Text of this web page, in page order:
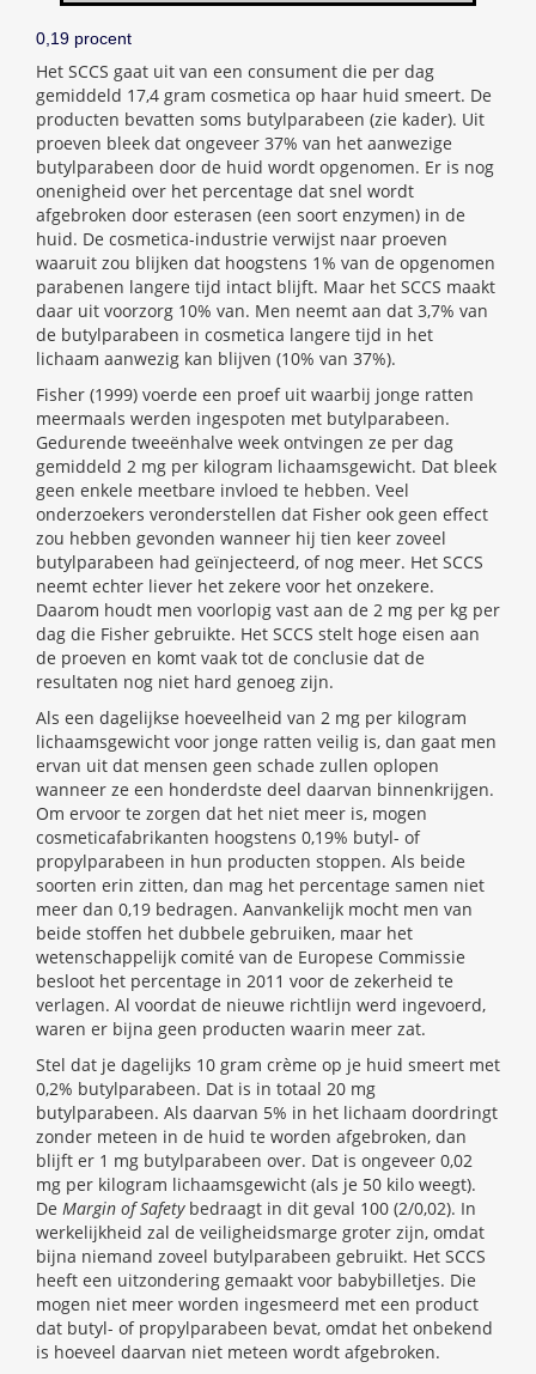
0,19 procent
Het SCCS gaat uit van een consument die per dag
gemiddeld 17,4 gram cosmetica op haar huid smeert. De
producten bevatten soms butylparabeen (zie kader). Uit
proeven bleek dat ongeveer 37% van het aanwezige
butylparabeen door de huid wordt opgenomen. Er is nog
onenigheid over het percentage dat snel wordt
afgebroken door esterasen (een soort enzymen) in de
huid. De cosmetica-industrie verwijst naar proeven
waaruit zou blijken dat hoogstens 1% van de opgenomen
parabenen langere tijd intact blijft. Maar het SCCS maakt
daar uit voorzorg 10% van. Men neemt aan dat 3,7% van
de butylparabeen in cosmetica langere tijd in het
lichaam aanwezig kan blijven (10% van 37%).
Fisher (1999) voerde een proef uit waarbij jonge ratten
meermaals werden ingespoten met butylparabeen.
Gedurende tweeënhalve week ontvingen ze per dag
gemiddeld 2 mg per kilogram lichaamsgewicht. Dat bleek
geen enkele meetbare invloed te hebben. Veel
onderzoekers veronderstellen dat Fisher ook geen effect
zou hebben gevonden wanneer hij tien keer zoveel
butylparabeen had geïnjecteerd, of nog meer. Het SCCS
neemt echter liever het zekere voor het onzekere.
Daarom houdt men voorlopig vast aan de 2 mg per kg per
dag die Fisher gebruikte. Het SCCS stelt hoge eisen aan
de proeven en komt vaak tot de conclusie dat de
resultaten nog niet hard genoeg zijn.
Als een dagelijkse hoeveelheid van 2 mg per kilogram
lichaamsgewicht voor jonge ratten veilig is, dan gaat men
ervan uit dat mensen geen schade zullen oplopen
wanneer ze een honderdste deel daarvan binnenkrijgen.
Om ervoor te zorgen dat het niet meer is, mogen
cosmeticafabrikanten hoogstens 0,19% butyl- of
propylparabeen in hun producten stoppen. Als beide
soorten erin zitten, dan mag het percentage samen niet
meer dan 0,19 bedragen. Aanvankelijk mocht men van
beide stoffen het dubbele gebruiken, maar het
wetenschappelijk comité van de Europese Commissie
besloot het percentage in 2011 voor de zekerheid te
verlagen. Al voordat de nieuwe richtlijn werd ingevoerd,
waren er bijna geen producten waarin meer zat.
Stel dat je dagelijks 10 gram crème op je huid smeert met
0,2% butylparabeen. Dat is in totaal 20 mg
butylparabeen. Als daarvan 5% in het lichaam doordringt
zonder meteen in de huid te worden afgebroken, dan
blijft er 1 mg butylparabeen over. Dat is ongeveer 0,02
mg per kilogram lichaamsgewicht (als je 50 kilo weegt).
De Margin of Safetybedraagt in dit geval 100 (2/0,02). In
werkelijkheid zal de veiligheidsmarge groter zijn, omdat
bijna niemand zoveel butylparabeen gebruikt. Het SCCS
heeft een uitzondering gemaakt voor babybilletjes. Die
mogen niet meer worden ingesmeerd met een product
dat butyl- of propylparabeen bevat, omdat het onbekend
is hoeveel daarvan niet meteen wordt afgebroken.